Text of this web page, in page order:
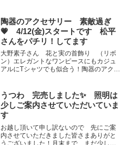
こちら動画見にくい所もありますが楽し
んでいただけた...
陶器のアクセサリー 素敵過ぎ
💗 4/12(金)スタートです 松平
さんをパチリ！してます
大野素子さん 花と実の首飾り （リボ
ン）エレガントなワンピースにもカジュ
アルにTシャツでも似合う！陶器のアクセ
みもあり 組み合わせお楽しみください
首飾り・ピアス・イヤリ...
うつわ 完売しました✨ 照明は
少しご案内させていただいていま
す
お越し頂いて申し訳ないので 先にご案
内させていただきました皆さまありがと
うございました！月末まで まだ少し営